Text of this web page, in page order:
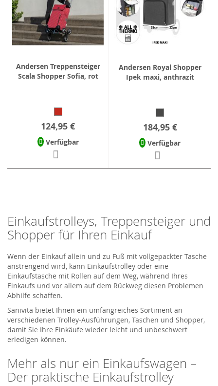
Andersen Treppensteiger
Scala Shopper Sofia, rot
124,95 €
Verfügbar
Andersen Royal Shopper
Ipek maxi, anthrazit
184,95 €
Verfügbar
Einkaufstrolleys, Treppensteiger und
Shopper für Ihren Einkauf
Wenn der Einkauf allein und zu Fuß mit vollgepackter Tasche
anstrengend wird, kann Einkaufstrolley oder eine
Einkaufstasche mit Rollen auf dem Weg, während Ihres
Einkaufs und vor allem auf dem Rückweg diesen Problemen
Abhilfe schaffen.
Sanivita bietet Ihnen ein umfangreiches Sortiment an
verschiedenen Trolley-Ausführungen, Taschen und Shopper,
damit Sie Ihre Einkäufe wieder leicht und unbeschwert
erledigen können.
Mehr als nur ein Einkaufswagen –
Der praktische Einkaufstrolley